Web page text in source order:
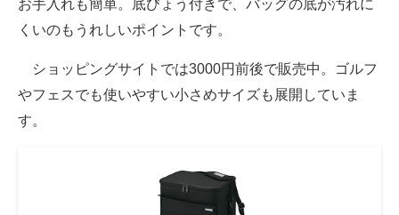
お手入れも簡単。底びょう付きで、バッグの底が汚れに
くいのもうれしいポイントです。
ショッピングサイトでは3000円前後で販売中。ゴルフ
やフェスでも使いやすい小さめサイズも展開していま
す。